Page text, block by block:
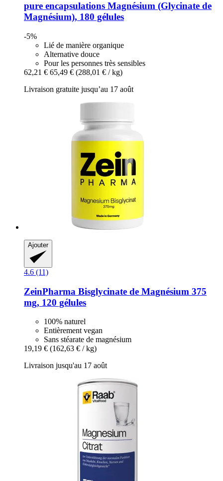
pure encapsulations Magnésium (Glycinate de
Magnésium), 180 gélules
-5%
Lié de manière organique
Alternative douce
Pour les personnes très sensibles
62,21 € 65,49 € (288,01 € / kg)
Livraison gratuite jusqu’au 17 août
Ajouter
4.6 (11)
ZeinPharma Bisglycinate de Magnésium 375
mg, 120 gélules
100% naturel
Entièrement vegan
Sans stéarate de magnésium
19,19 € (162,63 € / kg)
Livraison jusqu'au 17 août